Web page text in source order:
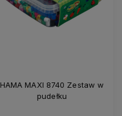
HAMA MAXI 8740 Zestaw w
pudełku